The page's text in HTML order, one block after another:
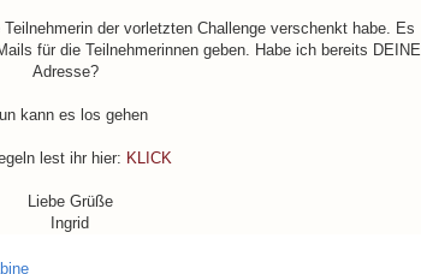
der vorletzten Challenge verschenkt habe. Es
für die Teilnehmerinnen geben. Habe ich bereits DEINE
Adresse?
kann es los gehen
lest ihr hier: KLICK
Liebe Grüße
Ingrid